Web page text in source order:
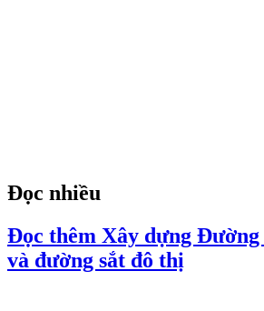
Đọc nhiều
Đọc thêm Xây dựng Đường
và đường sắt đô thị